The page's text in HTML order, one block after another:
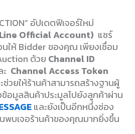
(ไม่
อัปเดตฟีเจอร์ใหม่
Official Account) แชร์
นให้ Bidder ของคุณ เพียงเชื่อม
ด้วย Channel ID
Channel Access Token
ช่วยให้ร้านค้าสามารถสร้างฐานผู้
อมูลสินค้าประมูลไปยังลูกค้าผ่าน
และยังเป็นอีกหนึ่งช่อง
พบเจอร้านค้าของคุณมากยิ่งขึ้น